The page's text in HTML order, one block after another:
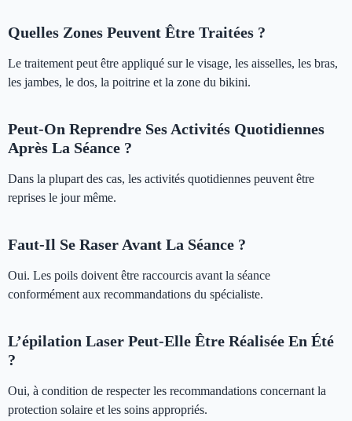
Quelles Zones Peuvent Être Traitées ?
Le traitement peut être appliqué sur le visage, les aisselles, les bras,
les jambes, le dos, la poitrine et la zone du bikini.
Peut-On Reprendre Ses Activités Quotidiennes
Après La Séance ?
Dans la plupart des cas, les activités quotidiennes peuvent être
reprises le jour même.
Faut-Il Se Raser Avant La Séance ?
Oui. Les poils doivent être raccourcis avant la séance
conformément aux recommandations du spécialiste.
L’épilation Laser Peut-Elle Être Réalisée En Été
?
Oui, à condition de respecter les recommandations concernant la
protection solaire et les soins appropriés.